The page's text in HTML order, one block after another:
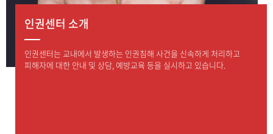
인권센터 소개
인권센터는 교내에서 발생하는 인권침해 사건을 신속하게 처리하고
피해자에 대한 안내 및 상담, 예방교육 등을 실시하고 있습니다.